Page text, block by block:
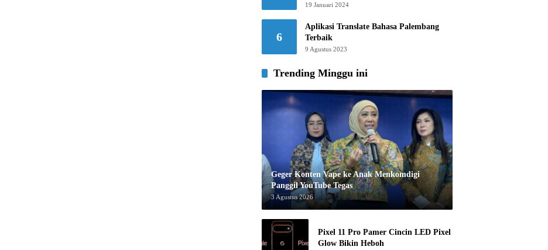
19 Januari 2024
6
Aplikasi Translate Bahasa Palembang
Terbaik
9 Agustus 2023
Trending Minggu ini
Geger Konten Vape ke Anak Menkomdigi
Panggil YouTube Tegas
3 Agustus 2026
Pixel 11 Pro Pamer Cincin LED Pixel
Glow Bikin Heboh